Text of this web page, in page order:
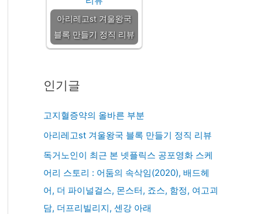
아리레고st 겨울왕국
블록 만들기 정직 리뷰
인기글
고지혈증약의 올바른 부분
아리레고st 겨울왕국 블록 만들기 정직 리뷰
독거노인이 최근 본 넷플릭스 공포영화 스케
어리 스토리 : 어둠의 속삭임(2020), 배드헤
어, 더 파이널걸스, 몬스터, 죠스, 함정, 여고괴
담, 더프리빌리지, 센강 아래